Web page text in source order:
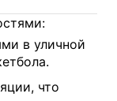
в уличной
что